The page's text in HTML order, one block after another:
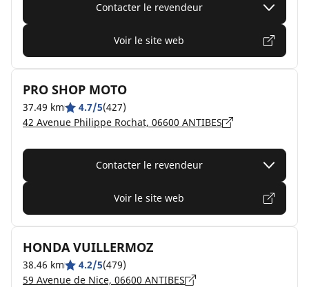
Contacter le revendeur
Voir le site web
PRO SHOP MOTO
37.49 km 4.7/5(427)
42 Avenue Philippe Rochat, 06600 ANTIBES
Contacter le revendeur
Voir le site web
HONDA VUILLERMOZ
38.46 km 4.2/5(479)
59 Avenue de Nice, 06600 ANTIBES